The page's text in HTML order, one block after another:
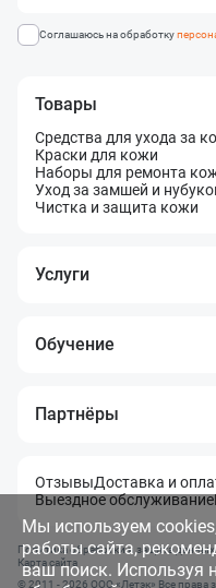
Соглашаюсь на обработку
Товары
Средства для ухода за
Краски для кожи
Наборы для ремонта
Уход за замшей и
Чистка и защита кожи
Услуги
Обучение
Партнёры
ОтзывыДоставка и
Выездное обслуживание
© 2011 - 2026 OOO «Летэк» Все
Политика обработки и защита данных
Карта сайта
Мы используем
работы сайта,
ваш поиск. Используя